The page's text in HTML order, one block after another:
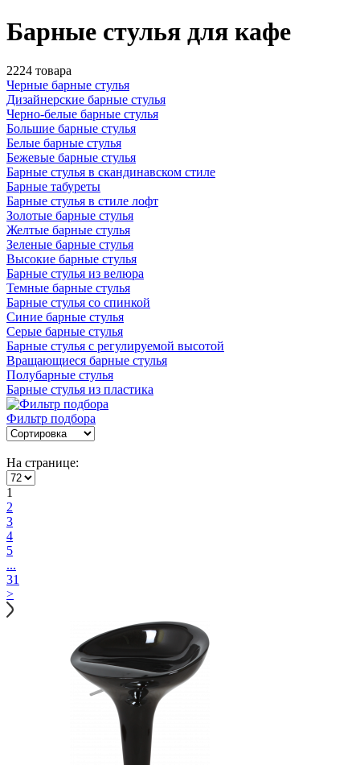
Барные стулья для кафе
2224 товара
Черные барные стулья
Дизайнерские барные стулья
Черно-белые барные стулья
Большие барные стулья
Белые барные стулья
Бежевые барные стулья
Барные стулья в скандинавском стиле
Барные табуреты
Барные стулья в стиле лофт
Золотые барные стулья
Желтые барные стулья
Зеленые барные стулья
Высокие барные стулья
Барные стулья из велюра
Темные барные стулья
Барные стулья со спинкой
Синие барные стулья
Серые барные стулья
Барные стулья с регулируемой высотой
Вращающиеся барные стулья
Полубарные стулья
Барные стулья из пластика
Фильтр подбора
На странице:
1
2
3
4
5
...
31
>